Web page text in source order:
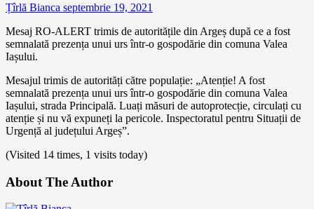
Țîrlă Bianca septembrie 19, 2021
Mesaj RO-ALERT trimis de autoritățile din Argeș după ce a fost
semnalată prezența unui urs într-o gospodărie din comuna Valea
Iașului.
Mesajul trimis de autorități către populație: „Atenție! A fost
semnalată prezența unui urs într-o gospodărie din comuna Valea
Iașului, strada Principală. Luați măsuri de autoprotecție, circulați cu
atenție și nu vă expuneți la pericole. Inspectoratul pentru Situații de
Urgență al județului Argeș”.
(Visited 14 times, 1 visits today)
About The Author